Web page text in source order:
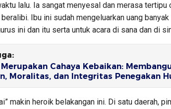
lalu. Ia sangat menyesal dan merasa tertipu
beralibi. Ibu ini sudah mengeluarkan uang
ini dan itu serta untuk acara di sana dan di
Cahaya Kebaikan:
Moralitas, dan Integritas Penegakan
makin heroik belakangan ini. Di satu daerah,